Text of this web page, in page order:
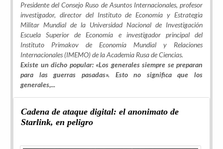
Presidente del Consejo Ruso de Asuntos Internacionales, profesor
investigador, director del Instituto de Economía y Estrategia
Militar Mundial de la Universidad Nacional de Investigación
Escuela Superior de Economía e investigador principal del
Instituto Primakov de Economía Mundial y Relaciones
Internacionales (IMEMO) de la Academia Rusa de Ciencias.
Existe un dicho popular: «Los generales siempre se preparan
para las guerras pasadas». Esto no significa que los
generales,...
Cadena de ataque digital: el anonimato de
Starlink, en peligro